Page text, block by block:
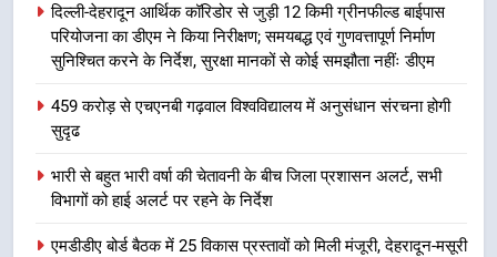
गिरफ्तार
उत्तराखण्ड
8
भारी बारिश का अलर्ट! 6 अगस्त को
मुख्यमंत्री धामी बोले- युवाओं को रोजगार
दिल्ली-देहरादून आर्थिक कॉरिडोर से जुड़ी 12 किमी ग्रीनफील्ड बाईपास
परियोजना का डीएम ने किया निरीक्षण; समयबद्ध एवं गुणवत्तापूर्ण निर्माण
सुनिश्चित करने के निर्देश, सुरक्षा मानकों से कोई समझौता नहींः डीएम
459 करोड़ से एचएनबी गढ़वाल विश्वविद्यालय में अनुसंधान संरचना होगी
सुदृढ
भारी से बहुत भारी वर्षा की चेतावनी के बीच जिला प्रशासन अलर्ट, सभी
विभागों को हाई अलर्ट पर रहने के निर्देश
एमडीडीए बोर्ड बैठक में 25 विकास प्रस्तावों को मिली मंजूरी, देहरादून-मसूरी